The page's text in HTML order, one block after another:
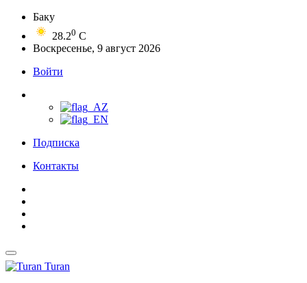
Баку
28.20 C
Воскресенье, 9 август 2026
Войти
Подписка
Контакты
Turan